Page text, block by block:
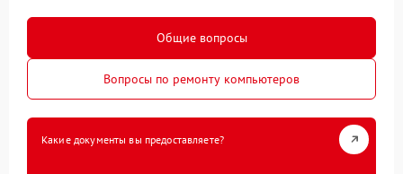
Общие вопросы
Вопросы по ремонту компьютеров
Какие документы вы предоставляете?